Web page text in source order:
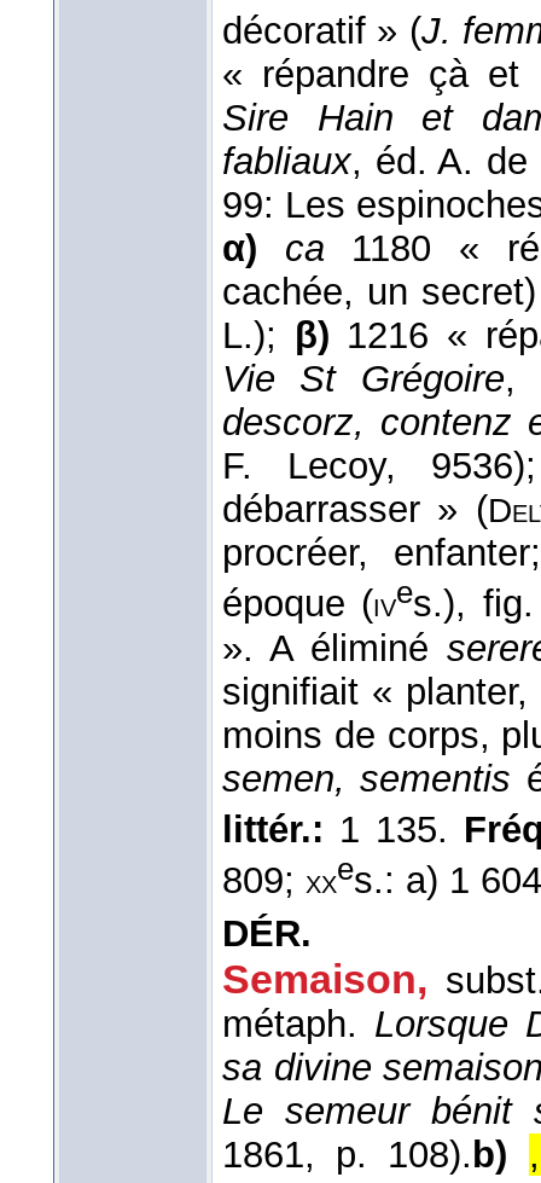
décoratif » (J.
« répandre çà et
Sire Hain et
fabliaux, éd. A. de
99: Les
α) ca1180 «
cachée, un
L.); β) 1216 «
Vie St Grégoire,
descorz, contenz
F. Lecoy,
débarrasser » (
procréer,
époque (ives.), fig.
». A éliminé
signifiait «
moins de corps,
semen, sementis
littér.: 1 135.
809; xxes.: a) 1
DÉR.
Semaison,
métaph. Lorsque
sa divine
Le semeur bénit
1861, p. 108).b)